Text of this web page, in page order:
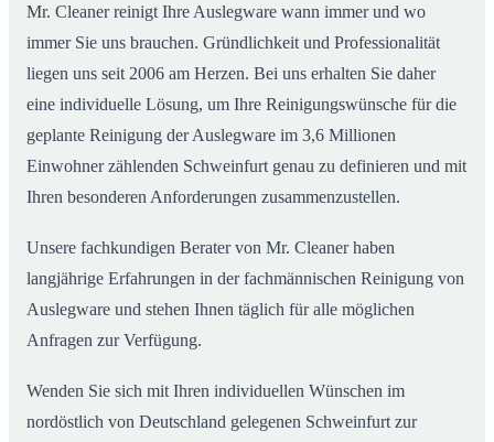
Mr. Cleaner reinigt Ihre Auslegware wann immer und wo
immer Sie uns brauchen. Gründlichkeit und Professionalität
liegen uns seit 2006 am Herzen. Bei uns erhalten Sie daher
eine individuelle Lösung, um Ihre Reinigungswünsche für die
geplante Reinigung der Auslegware im 3,6 Millionen
Einwohner zählenden Schweinfurt genau zu definieren und mit
Ihren besonderen Anforderungen zusammenzustellen.
Unsere fachkundigen Berater von Mr. Cleaner haben
langjährige Erfahrungen in der fachmännischen Reinigung von
Auslegware und stehen Ihnen täglich für alle möglichen
Anfragen zur Verfügung.
Wenden Sie sich mit Ihren individuellen Wünschen im
nordöstlich von Deutschland gelegenen Schweinfurt zur